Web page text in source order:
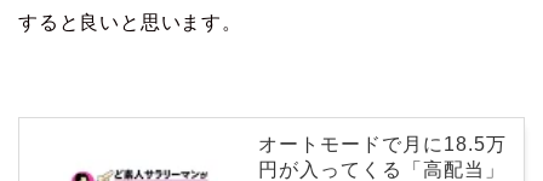
すると良いと思います。
オートモードで月に18.5万
円が入ってくる「高配当」